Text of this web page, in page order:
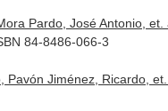
Pardo, José Antonio, et.
84-8486-066-3
Pavón Jiménez, Ricardo,